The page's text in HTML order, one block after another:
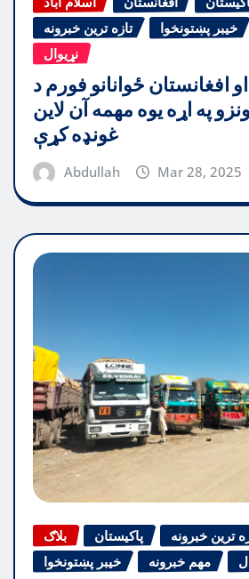
تازه ترین خبرونه
خیبر پښتونخوا
نړیوال
افغانستان ځوانانو فورم د
په اړه یوه مهمه آن لاین
غونډه کړې
Abdullah Mar 28, 2025
بلاګ پاکیستان
ترین خبرونه
خیبر پښتونخوا
مهم خبرونه